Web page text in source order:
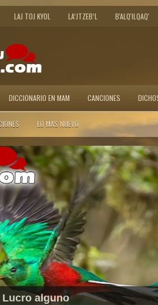
LAJ TOJ KYOL LA’JTZEB’L B'ALQ'ILQAQ'
DICCIONARIO EN MAM CANCIONES
LO MAS NUEVO
Lucro alguno